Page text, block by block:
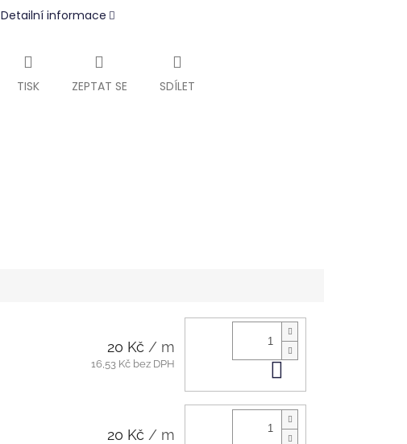
Detailní informace
TISK ZEPTAT SE SDÍLET
20 Kč / m
16,53 Kč bez DPH
20 Kč / m